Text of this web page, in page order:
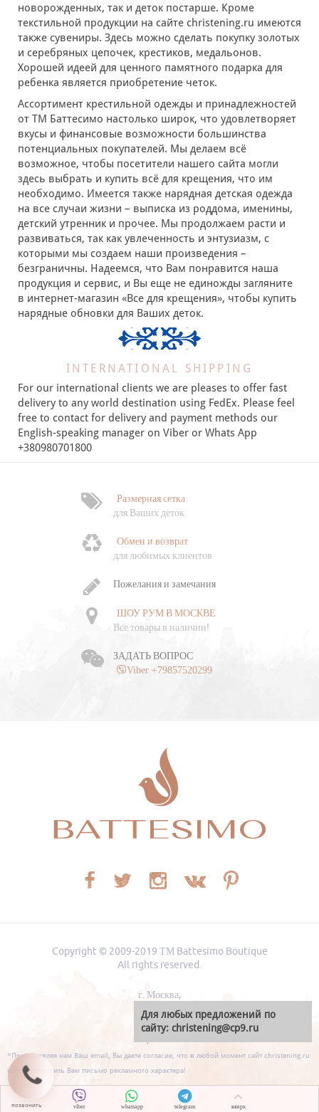
новорожденных, так и деток постарше. Кроме
текстильной продукции на сайте christening.ru имеются
также сувениры. Здесь можно сделать покупку золотых
и серебряных цепочек, крестиков, медальонов.
Хорошей идеей для ценного памятного подарка для
ребенка является приобретение четок.
Ассортимент крестильной одежды и принадлежностей
от ТМ Баттесимо настолько широк, что удовлетворяет
вкусы и финансовые возможности большинства
потенциальных покупателей. Мы делаем всё
возможное, чтобы посетители нашего сайта могли
здесь выбрать и купить всё для крещения, что им
необходимо. Имеется также нарядная детская одежда
на все случаи жизни – выписка из роддома, именины,
детский утренник и прочее. Мы продолжаем расти и
развиваться, так как увлеченность и энтузиазм, с
которыми мы создаем наши произведения –
безграничны. Надеемся, что Вам понравится наша
продукция и сервис, и Вы еще не единожды загляните
в интернет-магазин «Все для крещения», чтобы купить
нарядные обновки для Ваших деток.
INTERNATIONAL SHIPPING
For our international clients we are pleases to offer fast
delivery to any world destination using FedEx. Please feel
free to contact for delivery and payment methods our
English-speaking manager on Viber or Whats App
+380980701800
Размерная сетка
для Ваших деток
Обмен и возврат
для любимых клиентов
Пожелания и замечания
ШОУ РУМ В МОСКВЕ
Все товары в наличии!
ЗАДАТЬ ВОПРОС
Viber +79857520299
Copyright © 2009-2019 ТМ Battesimo Boutique
All rights reserved.
г. Москва,
*Предоставляя нам Ваш email, Вы даете согласие, что в любой момент сайт christening.ru
может отправить Вам письмо рекламного характера!
позвонить viber whatsapp telegram вверх
Для любых предложений по
сайту: christening@cp9.ru